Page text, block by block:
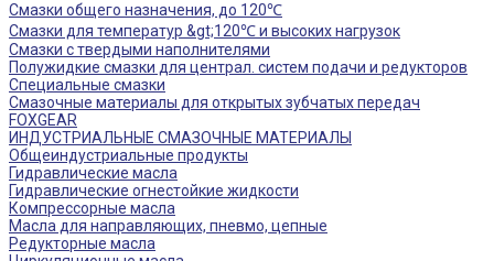
Смазки общего назначения, до 120℃
Смазки для температур &gt;120℃ и высоких нагрузок
Смазки с твердыми наполнителями
Полужидкие смазки для централ. систем подачи и редукторов
Специальные смазки
Смазочные материалы для открытых зубчатых передач
FOXGEAR
ИНДУСТРИАЛЬНЫЕ СМАЗОЧНЫЕ МАТЕРИАЛЫ
Общеиндустриальные продукты
Гидравлические масла
Гидравлические огнестойкие жидкости
Компрессорные масла
Масла для направляющих, пневмо, цепные
Редукторные масла